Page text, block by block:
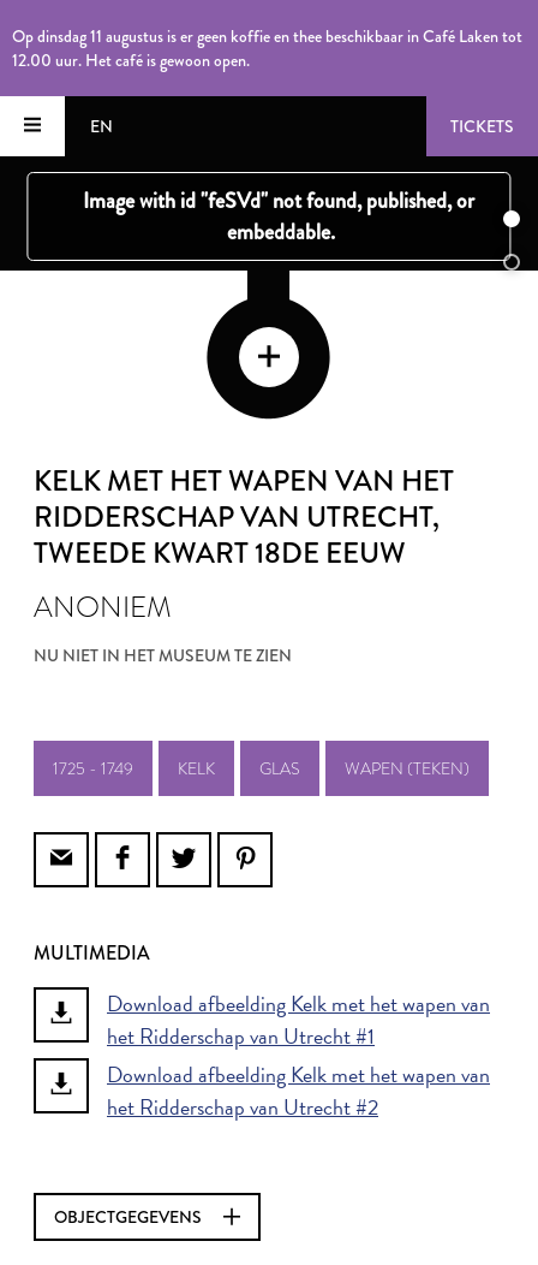
Op dinsdag 11 augustus is er geen koffie en thee beschikbaar in Café Laken tot
12.00 uur. Het café is gewoon open.
EN TICKETS
KELK MET HET WAPEN VAN HET
RIDDERSCHAP VAN UTRECHT,
TWEEDE KWART 18DE EEUW
ANONIEM
NU NIET IN HET MUSEUM TE ZIEN
1725 - 1749 KELK GLAS WAPEN (TEKEN)
MULTIMEDIA
Download afbeelding Kelk met het wapen van
het Ridderschap van Utrecht #1
Download afbeelding Kelk met het wapen van
het Ridderschap van Utrecht #2
OBJECTGEGEVENS